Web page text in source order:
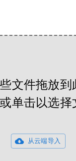
文件拖放到
单击以选择
从云端导入